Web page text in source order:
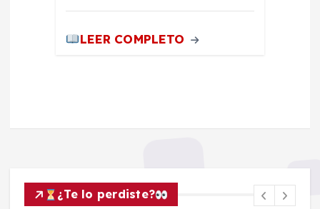
LEER COMPLETO
¿Te lo perdiste?